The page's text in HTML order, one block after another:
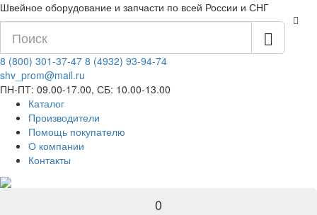
Швейное оборудование и запчасти по всей России и СНГ
8 (800) 301-37-47 8 (4932) 93-94-74
shv_prom@mail.ru
ПН-ПТ: 09.00-17.00, СБ: 10.00-13.00
Каталог
Производители
Помощь покупателю
О компании
Контакты
0